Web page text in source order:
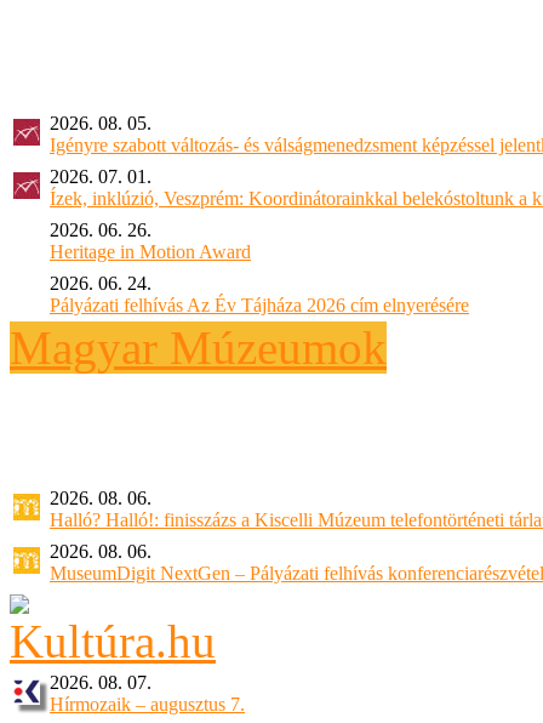
2026. 08. 05.
Igényre szabott változás- és válságmenedzsment képzéssel
2026. 07. 01.
Ízek, inklúzió, Veszprém: Koordinátorainkkal belekóstoltunk a
2026. 06. 26.
Heritage in Motion Award
2026. 06. 24.
Pályázati felhívás Az Év Tájháza 2026 cím elnyerésére
Magyar Múzeumok
2026. 08. 06.
Halló? Halló!: finisszázs a Kiscelli Múzeum telefontörténeti
2026. 08. 06.
MuseumDigit NextGen – Pályázati felhívás
2026. 08. 07.
Hírmozaik – augusztus 7.